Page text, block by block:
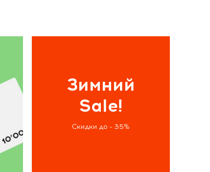
Зимний
Sale!
Скидки до - 35%